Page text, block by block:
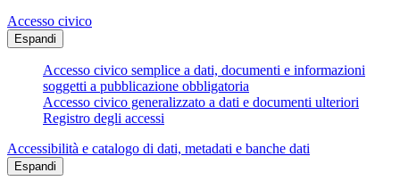
Accesso civico
Espandi
Accesso civico semplice a dati, documenti e informazioni
soggetti a pubblicazione obbligatoria
Accesso civico generalizzato a dati e documenti ulteriori
Registro degli accessi
Accessibilità e catalogo di dati, metadati e banche dati
Espandi